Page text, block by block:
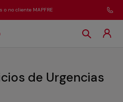
o no cliente MAPFRE
de Urgencias